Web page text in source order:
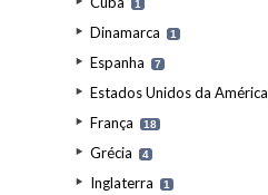
1
Dinamarca 1
Espanha 7
Estados Unidos da América
França 18
Grécia 4
Inglaterra 1